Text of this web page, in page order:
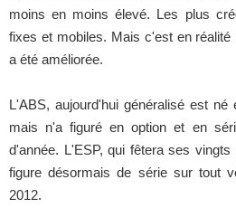
moins en moins élevé. Les plus
fixes et mobiles. Mais c'est en
a été améliorée.
L'ABS, aujourd'hui généralisé est
mais n'a figuré en option et en
d'année. L'ESP, qui fêtera ses
figure désormais de série sur tout
2012.